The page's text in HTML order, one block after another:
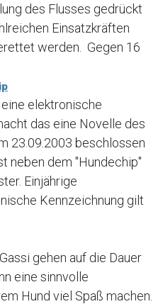
des Flusses gedrückt
Einsatzkräften
werden. Gegen 16
elektronische
das eine Novelle des
23.09.2003 beschlossen
neben dem "Hundechip"
Einjährige
Kennzeichnung gilt
gehen auf die Dauer
eine sinnvolle
Hund viel Spaß machen.